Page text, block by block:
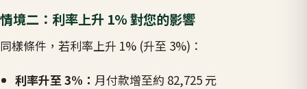
情境二：利率上升 1% 對您的影響
同樣條件，若利率上升 1% (升至 3%)：
利率升至 3%： 月付款增至約 82,725 元